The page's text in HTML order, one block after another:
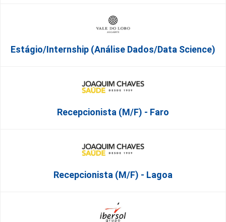
Estágio/Internship (Análise Dados/Data Science)
Recepcionista (M/F) - Faro
Recepcionista (M/F) - Lagoa